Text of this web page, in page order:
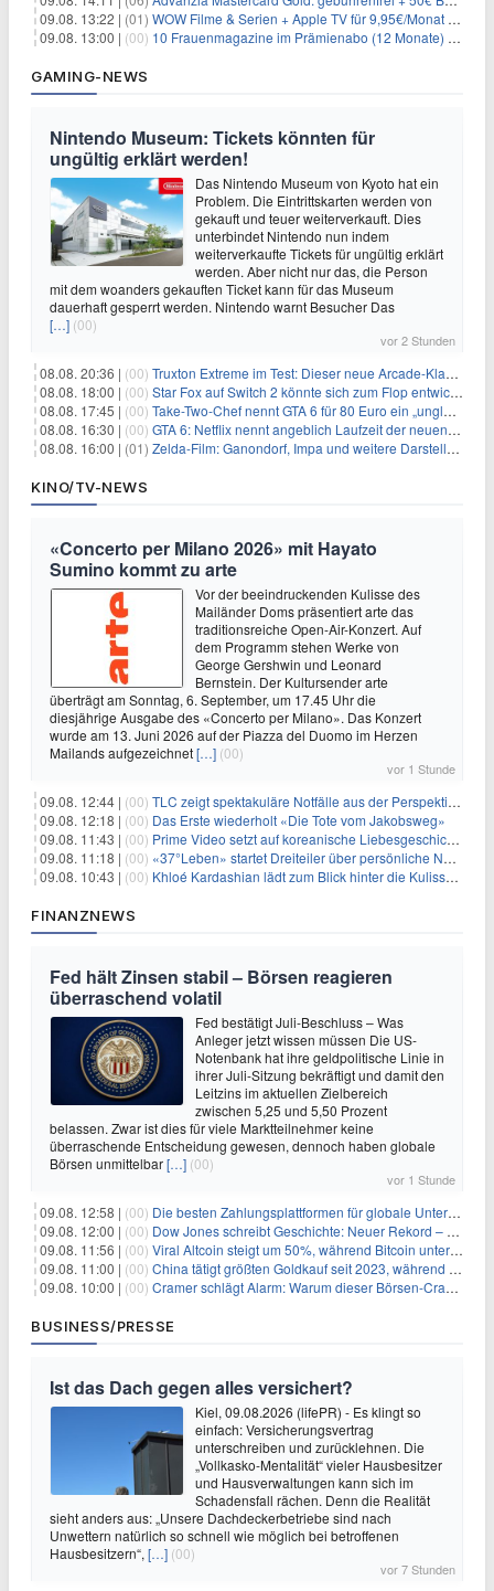
09.08. 13:22 | (01) WOW Filme & Serien + Apple TV für 9,95€/Monat // Alles von WOW (Filme, Serien, Live-Sport) für 34,97€/Monat
09.08. 13:00 | (00) 10 Frauenmagazine im Prämienabo (12 Monate) mit Prämien bis zu 225€
GAMING-NEWS
Nintendo Museum: Tickets könnten für
ungültig erklärt werden!
Das Nintendo Museum von Kyoto hat ein
Problem. Die Eintrittskarten werden von
gekauft und teuer weiterverkauft. Dies
unterbindet Nintendo nun indem
weiterverkaufte Tickets für ungültig erklärt
werden. Aber nicht nur das, die Person
mit dem woanders gekauften Ticket kann für das Museum
dauerhaft gesperrt werden. Nintendo warnt Besucher Das
[…] (00)
vor 2 Stunden
08.08. 20:36 | (00) Truxton Extreme im Test: Dieser neue Arcade-Klassiker verzeiht dir gar nichts
08.08. 18:00 | (00) Star Fox auf Switch 2 könnte sich zum Flop entwickeln
08.08. 17:45 | (00) Take-Two-Chef nennt GTA 6 für 80 Euro ein „unglaubliches Schnäppchen“
08.08. 16:30 | (00) GTA 6: Netflix nennt angeblich Laufzeit der neuen Gameplay-Präsentation
08.08. 16:00 | (01) Zelda-Film: Ganondorf, Impa und weitere Darsteller sollen feststehen
KINO/TV-NEWS
«Concerto per Milano 2026» mit Hayato
Sumino kommt zu arte
Vor der beeindruckenden Kulisse des
Mailänder Doms präsentiert arte das
traditionsreiche Open-Air-Konzert. Auf
dem Programm stehen Werke von
George Gershwin und Leonard
Bernstein. Der Kultursender arte
überträgt am Sonntag, 6. September, um 17.45 Uhr die
diesjährige Ausgabe des «Concerto per Milano». Das Konzert
wurde am 13. Juni 2026 auf der Piazza del Duomo im Herzen
Mailands aufgezeichnet[…] (00)
vor 1 Stunde
09.08. 12:44 | (00) TLC zeigt spektakuläre Notfälle aus der Perspektive der Patienten
09.08. 12:18 | (00) Das Erste wiederholt «Die Tote vom Jakobsweg»
09.08. 11:43 | (00) Prime Video setzt auf koreanische Liebesgeschichte
09.08. 11:18 | (00) «37°Leben» startet Dreiteiler über persönliche Neuanfänge
09.08. 10:43 | (00) Khloé Kardashian lädt zum Blick hinter die Kulissen ihres Freundeskreises
FINANZNEWS
Fed hält Zinsen stabil – Börsen reagieren
überraschend volatil
Fed bestätigt Juli-Beschluss – Was
Anleger jetzt wissen müssen Die US-
Notenbank hat ihre geldpolitische Linie in
ihrer Juli-Sitzung bekräftigt und damit den
Leitzins im aktuellen Zielbereich
zwischen 5,25 und 5,50 Prozent
belassen. Zwar ist dies für viele Marktteilnehmer keine
überraschende Entscheidung gewesen, dennoch haben globale
Börsen unmittelbar[…] (00)
vor 1 Stunde
09.08. 12:58 | (00) Die besten Zahlungsplattformen für globale Unternehmen im Jahr 2026
09.08. 12:00 | (00) Dow Jones schreibt Geschichte: Neuer Rekord – und Amazon knackt die nächste Billionen-Marke
09.08. 11:56 | (00) Viral Altcoin steigt um 50%, während Bitcoin unter $65.000 fällt
09.08. 11:00 | (00) China tätigt größten Goldkauf seit 2023, während Goldpreis um 8% steigt
09.08. 10:00 | (00) Cramer schlägt Alarm: Warum dieser Börsen-Crash die beste Einstiegschance seit Monaten ist
BUSINESS/PRESSE
Ist das Dach gegen alles versichert?
Kiel, 09.08.2026 (lifePR) - Es klingt so
einfach: Versicherungsvertrag
unterschreiben und zurücklehnen. Die
„Vollkasko-Mentalität“ vieler Hausbesitzer
und Hausverwaltungen kann sich im
Schadensfall rächen. Denn die Realität
sieht anders aus: „Unsere Dachdeckerbetriebe sind nach
Unwettern natürlich so schnell wie möglich bei betroffenen
Hausbesitzern“, […] (00)
vor 7 Stunden